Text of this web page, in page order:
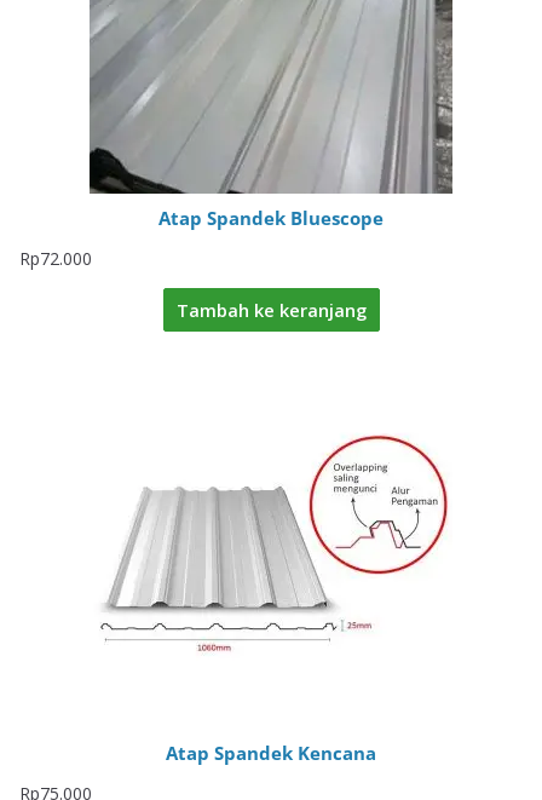
Atap Spandek Bluescope
Rp72.000
Tambah ke keranjang
Atap Spandek Kencana
Rp75.000